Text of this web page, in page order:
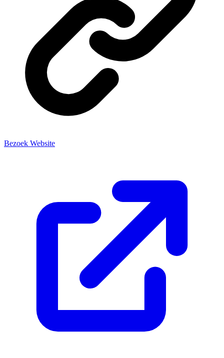
Bezoek Website